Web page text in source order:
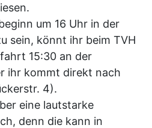
um 16 Uhr in der
sein, könnt ihr beim TVH
15:30 an der
ihr kommt direkt nach
4).
eine lautstarke
denn die kann in